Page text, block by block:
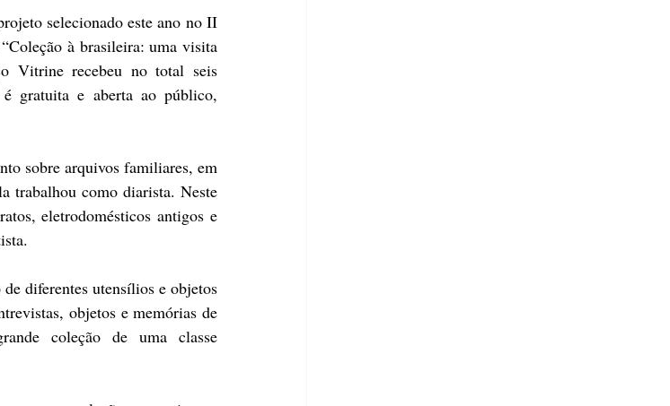
selecionado este ano no II
à brasileira: uma visita
Vitrine recebeu no total seis
gratuita e aberta ao público,
sobre arquivos familiares, em
trabalhou como diarista. Neste
eletrodomésticos antigos e
diferentes utensílios e objetos
objetos e memórias de
coleção de uma classe